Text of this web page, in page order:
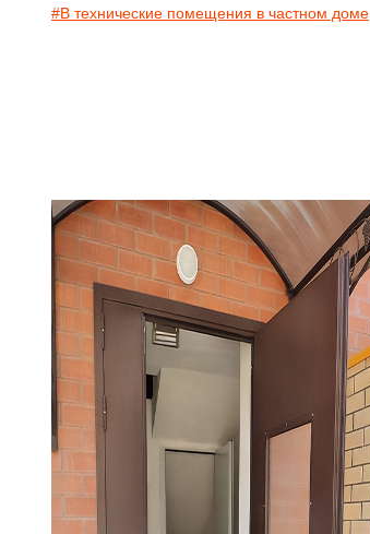
#В технические помещения в частном доме